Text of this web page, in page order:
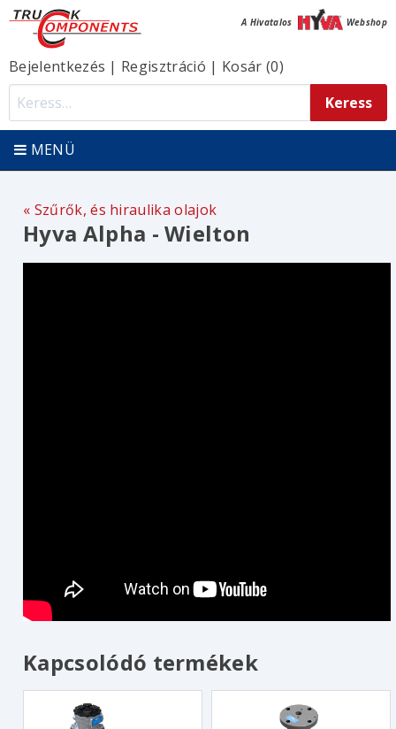
A Hivatalos Webshop
Bejelentkezés | Regisztráció | Kosár (0)
MENÜ
Szűrők, és hiraulika olajok
Hyva Alpha - Wielton
Kapcsolódó termékek